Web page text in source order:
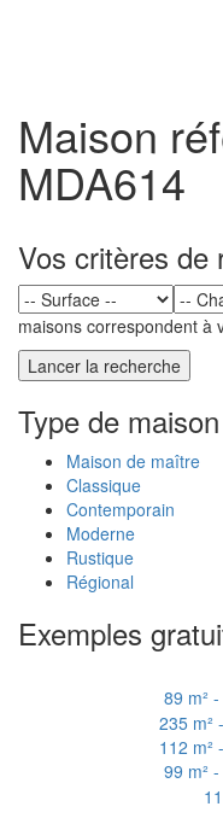
Maison
MDA614
Vos critères de
maisons correspondent à
Type de maison
Maison de maître
Classique
Contemporain
Moderne
Rustique
Régional
Exemples
89 m²
235 m²
112 m²
99 m²